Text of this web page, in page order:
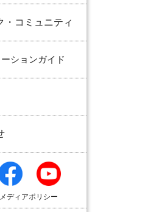
・コミュニティ
ションガイド
ディアポリシー